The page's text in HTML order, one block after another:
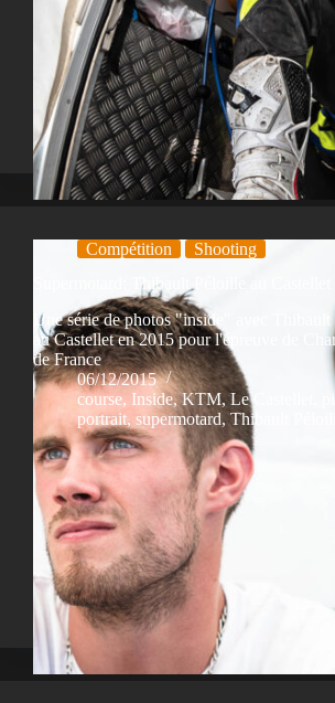
Compétition
Shooting
Supermotard: Thibault Péloille au Castellet
Une série de photos "inside" avec
au Castellet en 2015 pour l'épreuve de
de France
06/12/2015
course, Inside,KTM,Le Castellet
portrait, supermotard, Thibault